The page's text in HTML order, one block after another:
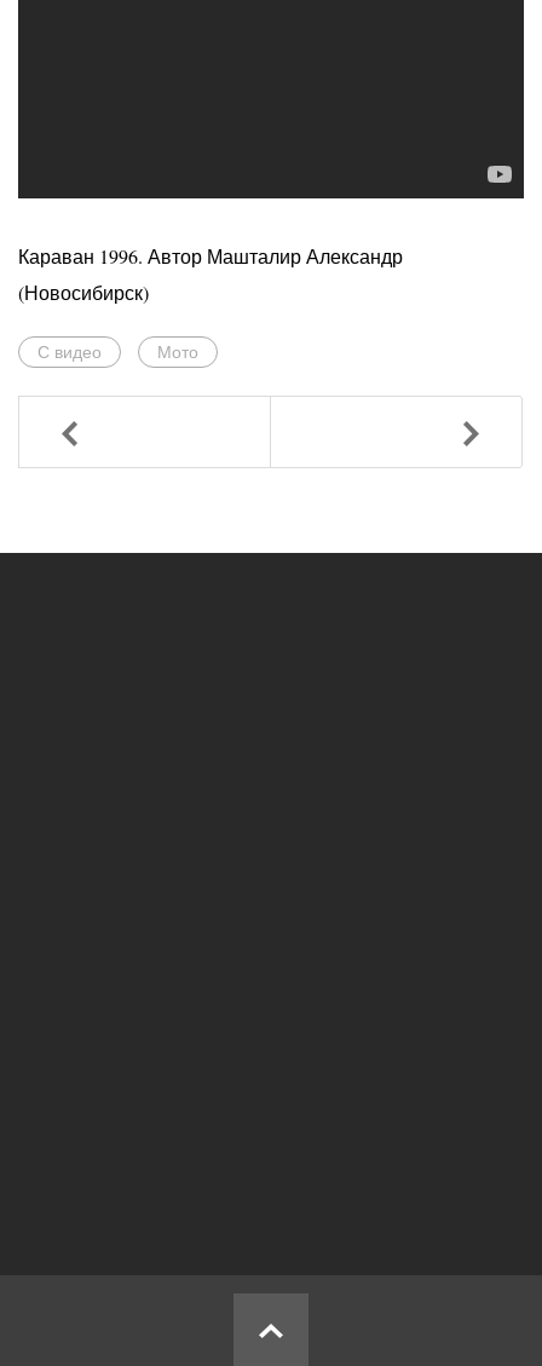
Караван 1996. Автор Машталир Александр
(Новосибирск)
С видео Мото
Назад Вперед